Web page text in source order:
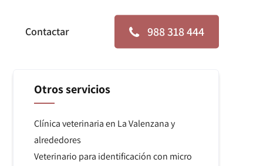
988 318 444
Contactar
Otros servicios
Clínica veterinaria en La Valenzana y
alrededores
Veterinario para identificación con micro